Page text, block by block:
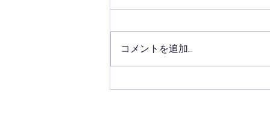
８月最初の稽古
コメントを追加…